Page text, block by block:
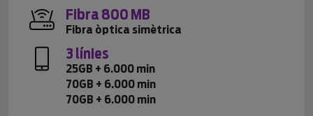
Fibra 800 MB
Fibra òptica simètrica
3 línies
25GB + 6.000 min
70GB + 6.000 min
70GB + 6.000 min